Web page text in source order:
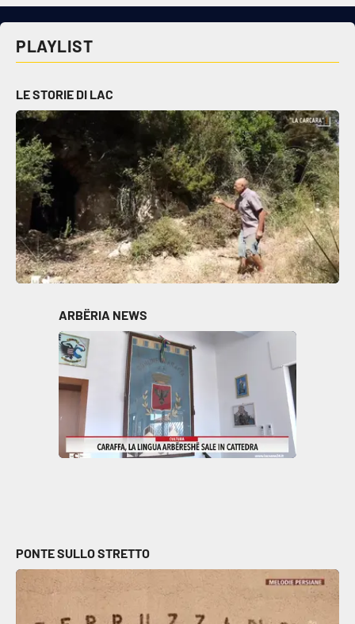
Politica
Sanità
Società
Sport
RUBRICHE
Good Morning Vietnam
Parchi Marini Calabria
Leggendo Alvaro insieme
Imprese Di Calabria
Le perfidie di Antonella Grippo
Venti di comunicazione
LaC Network
PLAYLIST
LE STORIE DI LAC
ARBËRIA NEWS
PONTE SULLO STRETTO